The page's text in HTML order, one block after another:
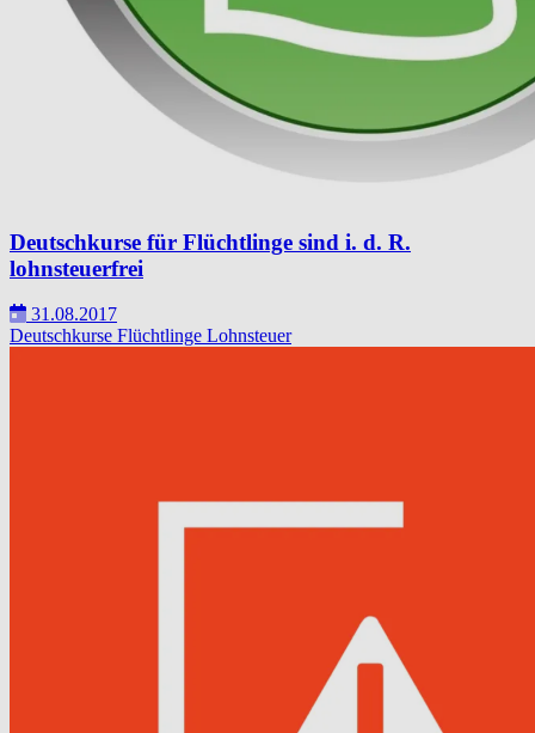
Deutschkurse für Flüchtlinge sind i. d. R.
lohnsteuerfrei
31.08.2017
Deutschkurse Flüchtlinge Lohnsteuer